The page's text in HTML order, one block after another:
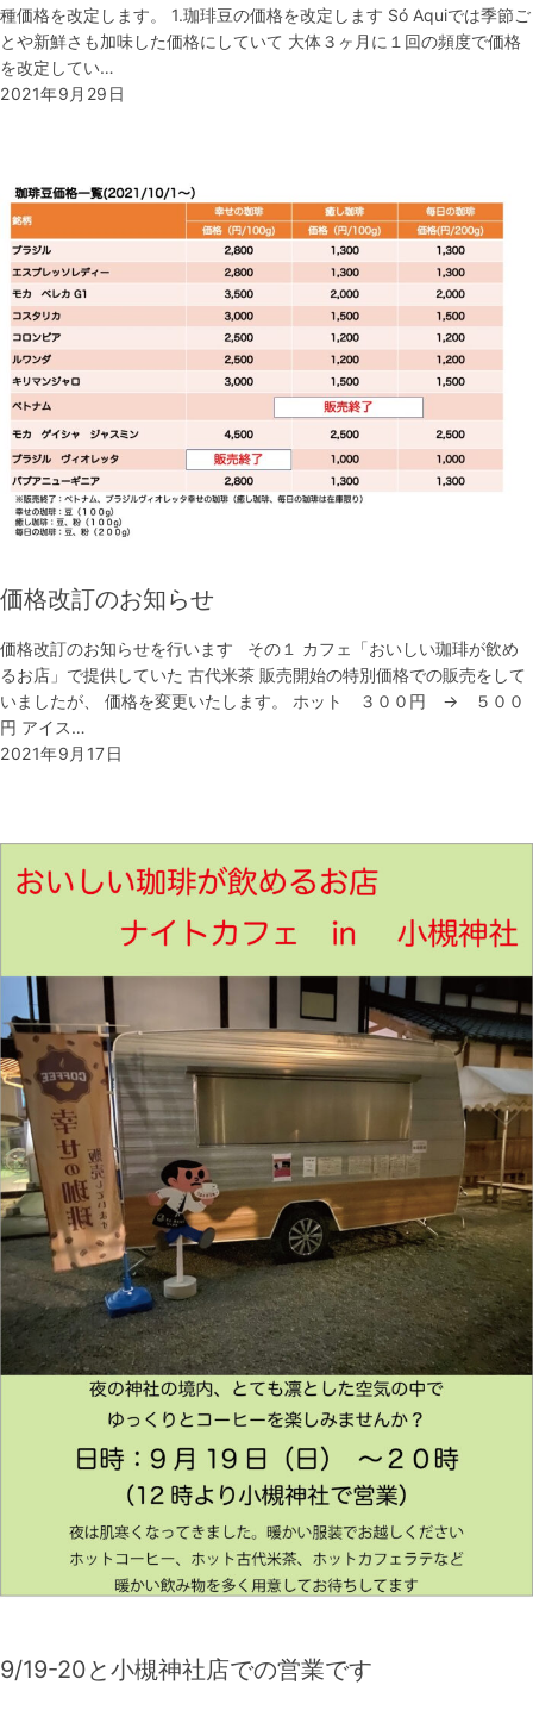
種価格を改定します。 1.珈琲豆の価格を改定します Só Aquiでは季節ご
とや新鮮さも加味した価格にしていて 大体３ヶ月に１回の頻度で価格
を改定してい…
2021年9月29日
価格改訂のお知らせ
価格改訂のお知らせを行います その１ カフェ「おいしい珈琲が飲め
るお店」で提供していた 古代米茶 販売開始の特別価格での販売をして
いましたが、 価格を変更いたします。 ホット ３００円 → ５００
円 アイス…
2021年9月17日
9/19-20と小槻神社店での営業です